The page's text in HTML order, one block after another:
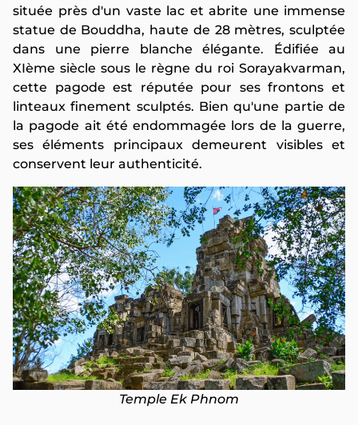
située près d'un vaste lac et abrite une immense
statue de Bouddha, haute de 28 mètres, sculptée
dans une pierre blanche élégante. Édifiée au
XIème siècle sous le règne du roi Sorayakvarman,
cette pagode est réputée pour ses frontons et
linteaux finement sculptés. Bien qu'une partie de
la pagode ait été endommagée lors de la guerre,
ses éléments principaux demeurent visibles et
conservent leur authenticité.
Temple Ek Phnom